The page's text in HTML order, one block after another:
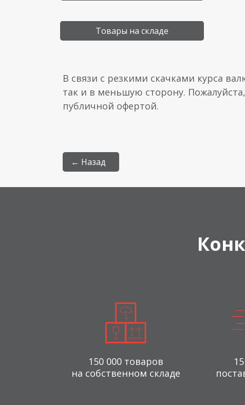
Товары на складе
В связи с резкими скачками курса
так и в меньшую сторону.
публичной офертой.
← Назад
150 000 товаров
на собственном складе